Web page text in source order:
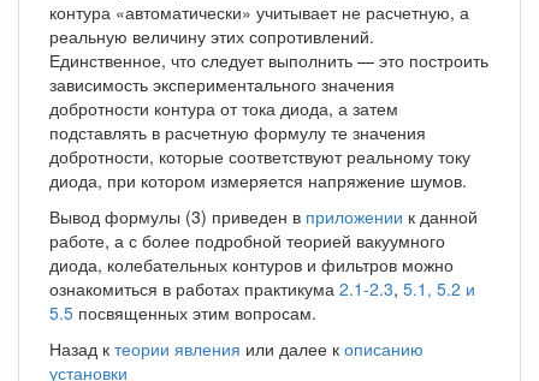
контура «автоматически» учитывает не расчетную, а
реальную величину этих сопротивлений.
Единственное, что следует выполнить — это построить
зависимость экспериментального значения
добротности контура от тока диода, а затем
подставлять в расчетную формулу те значения
добротности, которые соответствуют реальному току
диода, при котором измеряется напряжение шумов.
Вывод формулы (3) приведен в приложении к данной
работе, а с более подробной теорией вакуумного
диода, колебательных контуров и фильтров можно
ознакомиться в работах практикума 2.1-2.3, 5.1, 5.2 и
5.5 посвященных этим вопросам.
Назад к теории явления или далее к описанию
установки